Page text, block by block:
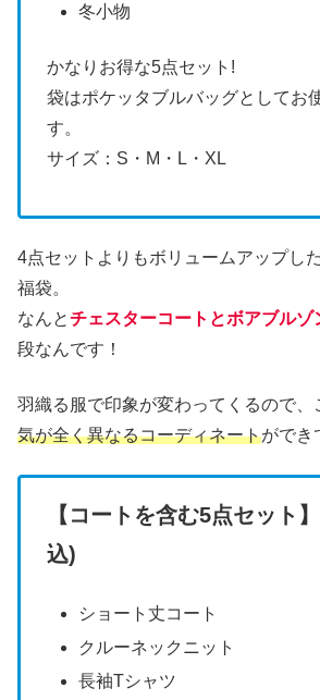
冬小物
かなりお得な5点セット!
袋はポケッタブルバッグとしてお
す。
サイズ：S・M・L・XL
4点セットよりもボリュームアップし
福袋。
なんとチェスターコートとボアブルゾ
段なんです！
羽織る服で印象が変わってくるので、
気が全く異なるコーディネートができ
【コートを含む5点セット
込)
ショート丈コート
クルーネックニット
長袖Tシャツ